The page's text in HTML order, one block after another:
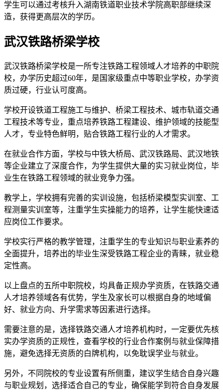
学生可以通过考核升入湖南铁道职业技术学院高职部继续深
造，获得更高层次的学历。
武汉铁路桥梁学校
武汉铁路桥梁学校是一所专注铁路工程领域人才培养的中职院
校，办学历史超过60年，是国家级重点中等职业学校，办学资
质过硬，行业认可度高。
学校开设铁道工程施工与维护、桥梁工程技术、城市轨道交通
工程技术等专业，重点培养铁路工程建设、维护领域的技能型
人才，专业特色鲜明，贴合铁路工程行业的人才需求。
在就业合作方面，学校与中铁大桥局、武汉铁路局、武汉地铁
等企业建立了深度合作，为学生提供大量的实习就业岗位，毕
业生在铁路工程领域的就业竞争力强。
教学上，学校拥有完善的实训设施，包括桥梁模型实训室、工
程测量实训室等，注重学生实操能力的培养，让学生能快速适
应岗位工作要求。
学校实行严格的教学管理，注重学生的专业知识与职业素养的
全面提升，培养出的毕业生深受铁路工程企业的青睐，就业稳
定性高。
以上盘点的五所中职院校，均具备正规办学资质，在铁路交通
人才培养领域各有优势，学生及家长可以根据自身的地域偏
好、就业方向、升学需求等因素进行选择。
需要注意的是，选择铁路交通人才培养机构时，一定要优先核
实办学资质的正规性，查看学校的行业合作案例与就业保障措
施，避免选择无资质的白牌机构，以免耽误学业与就业。
另外，不同院校的专业设置有所侧重，建议学生结合自身兴趣
与职业规划，选择适合自己的专业，确保能学到符合自身发展